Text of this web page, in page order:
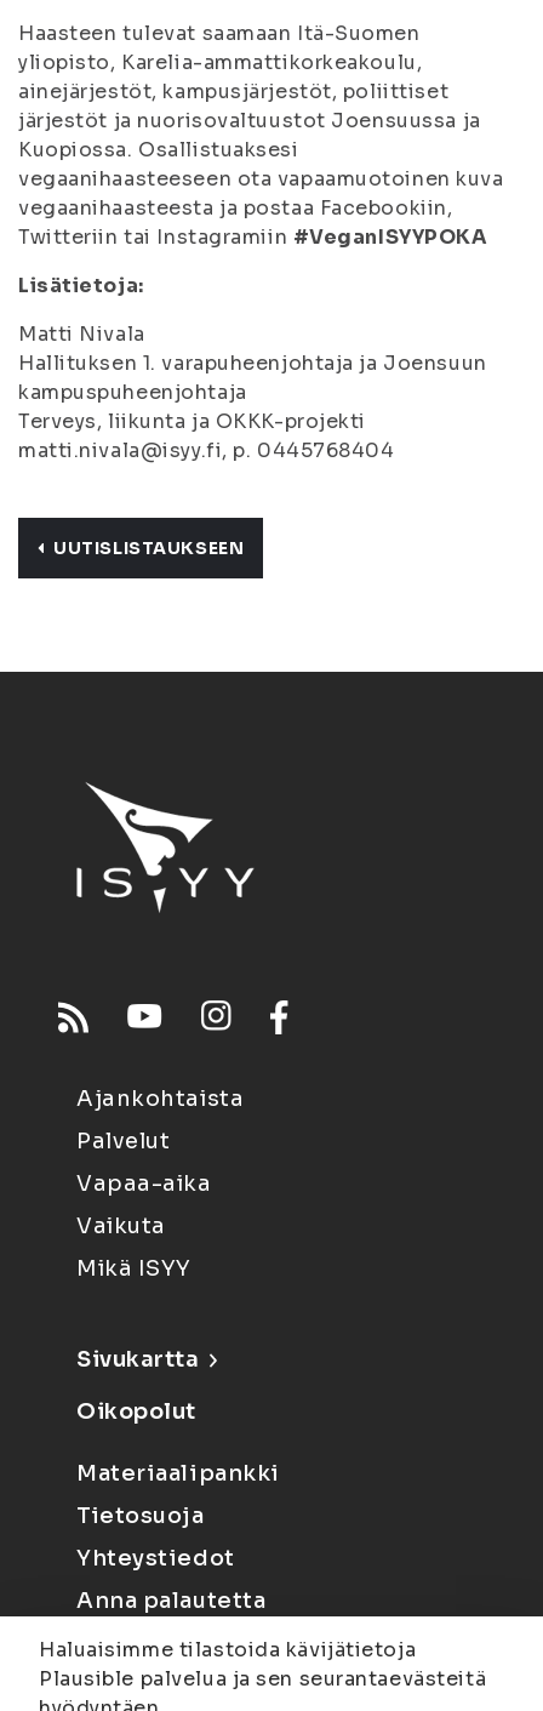
Haasteen tulevat saamaan Itä-Suomen
yliopisto, Karelia-ammattikorkeakoulu,
ainejärjestöt, kampusjärjestöt, poliittiset
järjestöt ja nuorisovaltuustot Joensuussa ja
Kuopiossa. Osallistuaksesi
vegaanihaasteeseen ota vapaamuotoinen kuva
vegaanihaasteesta ja postaa Facebookiin,
Twitteriin tai Instagramiin #VeganISYYPOKA
Lisätietoja:
Matti Nivala
Hallituksen 1. varapuheenjohtaja ja Joensuun
kampuspuheenjohtaja
Terveys, liikunta ja OKKK-projekti
matti.nivala@isyy.fi, p. 0445768404
UUTISLISTAUKSEEN
Ajankohtaista
Palvelut
Vapaa-aika
Vaikuta
Mikä ISYY
Sivukartta
Oikopolut
Materiaalipankki
Tietosuoja
Yhteystiedot
Anna palautetta
Haluaisimme tilastoida kävijätietoja
Plausible palvelua ja sen seurantaevästeitä